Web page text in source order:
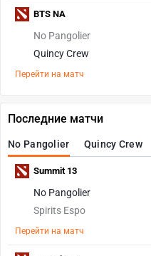
No Pangolier
Quincy Crew
Перейти на матч
BTS NA
Последние матчи
No Pangolier Quincy Crew
No Pangolier
Spirits Espo
Перейти на матч
Summit 13